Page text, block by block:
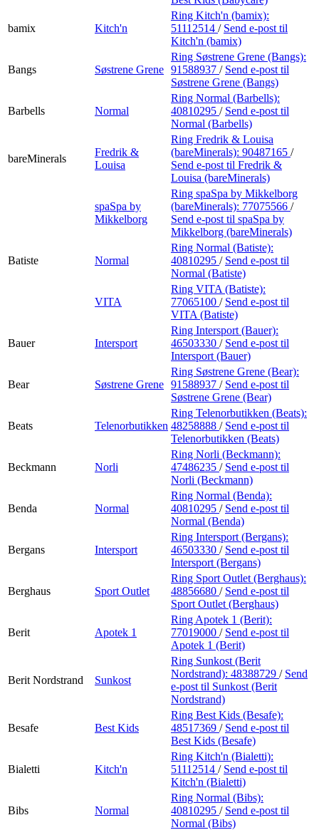
bamix Kitch'n
Ring Kitch'n (bamix):
51112514 / Send e-post til
Kitch'n (bamix)
Bangs Søstrene Grene
Ring Søstrene Grene (Bangs):
91588937 / Send e-post til
Søstrene Grene (Bangs)
Barbells Normal
Ring Normal (Barbells):
40810295 / Send e-post til
Normal (Barbells)
bareMinerals
Fredrik &
Louisa
Ring Fredrik & Louisa
(bareMinerals): 90487165 /
Send e-post til Fredrik &
Louisa (bareMinerals)
spaSpa by
Mikkelborg
Ring spaSpa by Mikkelborg
(bareMinerals): 77075566 /
Send e-post til spaSpa by
Mikkelborg (bareMinerals)
Batiste Normal
Ring Normal (Batiste):
40810295 / Send e-post til
Normal (Batiste)
VITA
Ring VITA (Batiste):
77065100 / Send e-post til
VITA (Batiste)
Bauer Intersport
Ring Intersport (Bauer):
46503330 / Send e-post til
Intersport (Bauer)
Bear Søstrene Grene
Ring Søstrene Grene (Bear):
91588937 / Send e-post til
Søstrene Grene (Bear)
Beats Telenorbutikken
Ring Telenorbutikken (Beats):
48258888 / Send e-post til
Telenorbutikken (Beats)
Beckmann Norli
Ring Norli (Beckmann):
47486235 / Send e-post til
Norli (Beckmann)
Benda Normal
Ring Normal (Benda):
40810295 / Send e-post til
Normal (Benda)
Bergans Intersport
Ring Intersport (Bergans):
46503330 / Send e-post til
Intersport (Bergans)
Berghaus Sport Outlet
Ring Sport Outlet (Berghaus):
48856680 / Send e-post til
Sport Outlet (Berghaus)
Berit Apotek 1
Ring Apotek 1 (Berit):
77019000 / Send e-post til
Apotek 1 (Berit)
Berit Nordstrand Sunkost
Ring Sunkost (Berit
Nordstrand): 48388729 / Send
e-post til Sunkost (Berit
Nordstrand)
Besafe Best Kids
Ring Best Kids (Besafe):
48517369 / Send e-post til
Best Kids (Besafe)
Bialetti Kitch'n
Ring Kitch'n (Bialetti):
51112514 / Send e-post til
Kitch'n (Bialetti)
Bibs Normal
Ring Normal (Bibs):
40810295 / Send e-post til
Normal (Bibs)